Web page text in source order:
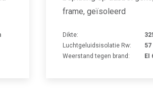
frame, geïsoleerd
Dikte:
Luchtgeluidsisolatie Rw:
57
Weerstand tegen brand:
EI